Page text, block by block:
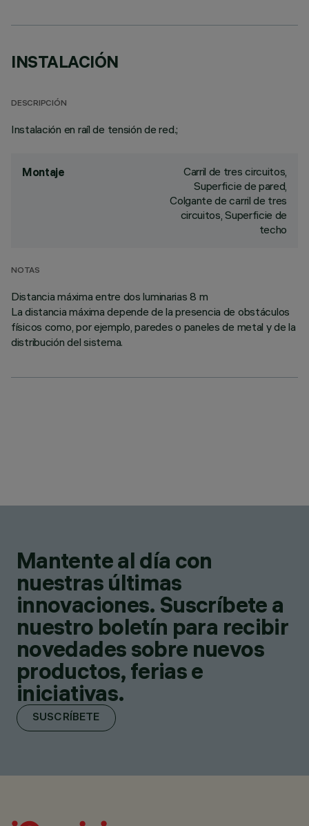
INSTALACIÓN
DESCRIPCIÓN
Instalación en raíl de tensión de red.;
Montaje
Carril de tres circuitos,
Superficie de pared,
Colgante de carril de tres
circuitos, Superficie de
techo
NOTAS
Distancia máxima entre dos luminarias 8 m
La distancia máxima depende de la presencia de obstáculos
físicos como, por ejemplo, paredes o paneles de metal y de la
distribución del sistema.
Mantente al día con
nuestras últimas
innovaciones. Suscríbete a
nuestro boletín para recibir
novedades sobre nuevos
productos, ferias e
iniciativas.
SUSCRÍBETE